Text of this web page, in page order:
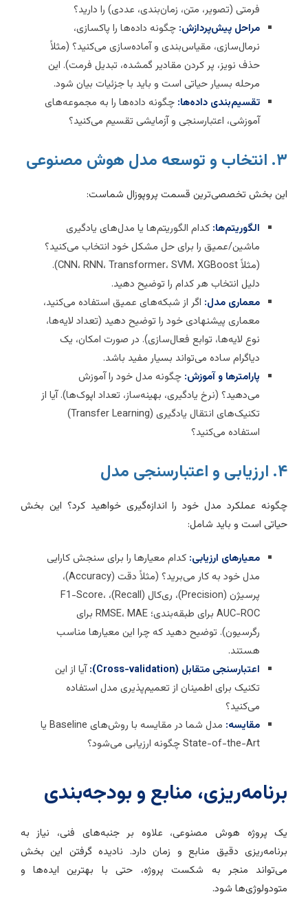
فرمتی (تصویر، متن، زمان‌بندی، عددی) را دارید؟
مراحل پیش‌پردازش:چگونه داده‌ها را پاکسازی،
نرمال‌سازی، مقیاس‌بندی و آماده‌سازی می‌کنید؟ (مثلاً
حذف نویز، پر کردن مقادیر گمشده، تبدیل فرمت). این
مرحله بسیار حیاتی است و باید با جزئیات بیان شود.
تقسیم‌بندی داده‌ها:چگونه داده‌ها را به مجموعه‌های
آموزشی، اعتبارسنجی و آزمایشی تقسیم می‌کنید؟
بخش تخصصی‌ترین قسمت پروپوزال شماست:
الگوریتم‌ها:کدام الگوریتم‌ها یا مدل‌های یادگیری
ماشین/عمیق را برای حل مشکل خود انتخاب می‌کنید؟
(مثلاً CNN، RNN، Transformer، SVM، XGBoost).
دلیل انتخاب هر کدام را توضیح دهید.
معماری مدل: اگر از شبکه‌های عمیق استفاده می‌کنید،
معماری پیشنهادی خود را توضیح دهید (تعداد لایه‌ها،
نوع لایه‌ها، توابع فعال‌سازی). در صورت امکان، یک
دیاگرام ساده می‌تواند بسیار مفید باشد.
پارامترها و آموزش:چگونه مدل خود را آموزش
می‌دهید؟ (نرخ یادگیری، بهینه‌ساز، تعداد اپوک‌ها). آیا از
تکنیک‌های انتقال یادگیری (Transfer Learning)
استفاده می‌کنید؟
عملکرد مدل خود را اندازه‌گیری خواهید کرد؟ این بخش
است و باید شامل:
معیارهای ارزیابی:کدام معیارها را برای سنجش کارایی
مدل خود به کار می‌برید؟ (مثلاً دقت (Accuracy)،
پرسیژن (Precision)، ری‌کال (Recall)، F1-Score،
AUC-ROC برای طبقه‌بندی؛ RMSE، MAE برای
رگرسیون). توضیح دهید که چرا این معیارها مناسب
هستند.
اعتبارسنجی متقابل (Cross-validation):
آیا از این
تکنیک برای اطمینان از تعمیم‌پذیری مدل استفاده
می‌کنید؟
مقایسه:
مدل شما در مقایسه با روش‌های Baseline یا
State-of-the-Art چگونه ارزیابی می‌شود؟
منابع و بودجه‌بندی
پروژه هوش مصنوعی، علاوه بر جنبه‌های فنی، نیاز به
دقیق منابع و زمان دارد. نادیده گرفتن این بخش
منجر به شکست پروژه، حتی با بهترین ایده‌ها و
شود.